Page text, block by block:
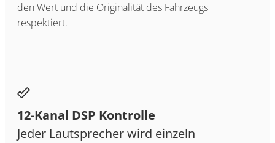
den Wert und die Originalität des Fahrzeugs
respektiert.
12-Kanal DSP Kontrolle
Jeder Lautsprecher wird einzeln